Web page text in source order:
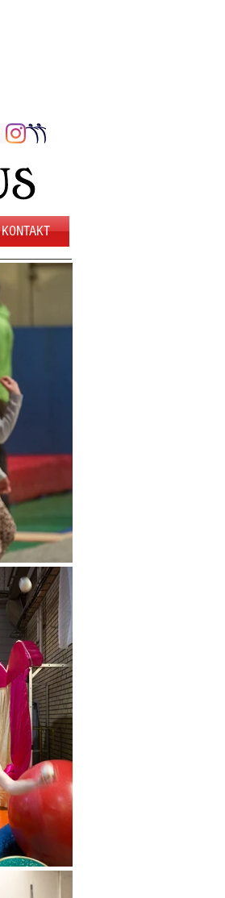
KONTAKT